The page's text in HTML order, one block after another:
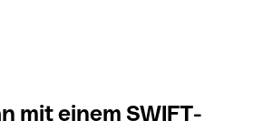
mit einem SWIFT-